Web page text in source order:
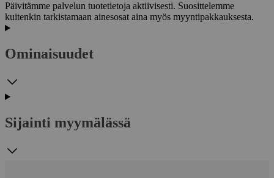
Päivitämme palvelun tuotetietoja aktiivisesti. Suosittelemme
kuitenkin tarkistamaan ainesosat aina myös myyntipakkauksesta.
Ominaisuudet
Sijainti myymälässä